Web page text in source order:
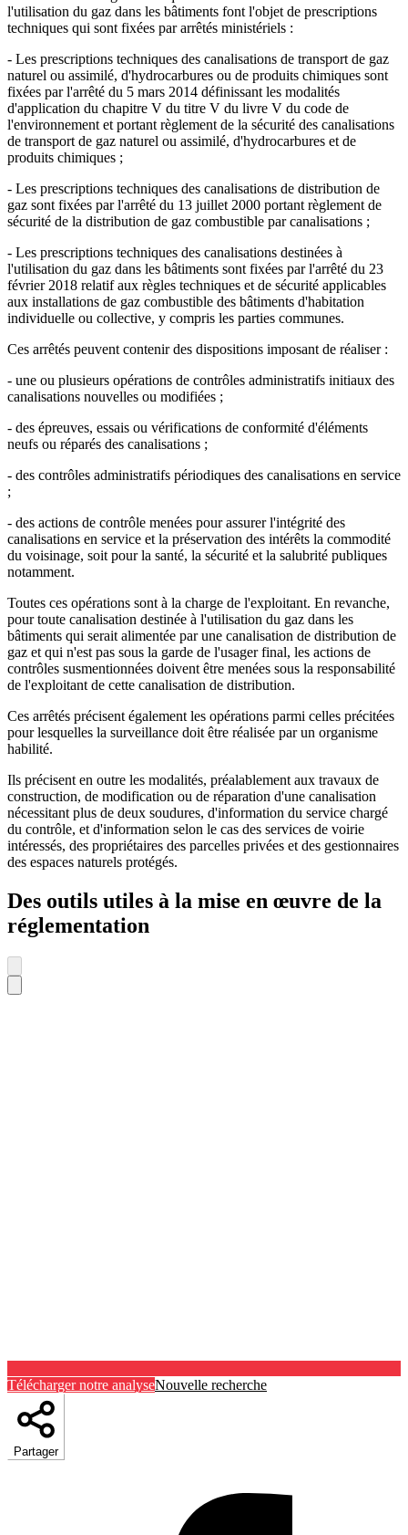
l'utilisation du gaz dans les bâtiments font l'objet de prescriptions
techniques qui sont fixées par arrêtés ministériels :
- Les prescriptions techniques des canalisations de transport de gaz
naturel ou assimilé, d'hydrocarbures ou de produits chimiques sont
fixées par l'arrêté du 5 mars 2014 définissant les modalités
d'application du chapitre V du titre V du livre V du code de
l'environnement et portant règlement de la sécurité des canalisations
de transport de gaz naturel ou assimilé, d'hydrocarbures et de
produits chimiques ;
- Les prescriptions techniques des canalisations de distribution de
gaz sont fixées par l'arrêté du 13 juillet 2000 portant règlement de
sécurité de la distribution de gaz combustible par canalisations ;
- Les prescriptions techniques des canalisations destinées à
l'utilisation du gaz dans les bâtiments sont fixées par l'arrêté du 23
février 2018 relatif aux règles techniques et de sécurité applicables
aux installations de gaz combustible des bâtiments d'habitation
individuelle ou collective, y compris les parties communes.
Ces arrêtés peuvent contenir des dispositions imposant de réaliser :
- une ou plusieurs opérations de contrôles administratifs initiaux des
canalisations nouvelles ou modifiées ;
- des épreuves, essais ou vérifications de conformité d'éléments
neufs ou réparés des canalisations ;
- des contrôles administratifs périodiques des canalisations en service
;
- des actions de contrôle menées pour assurer l'intégrité des
canalisations en service et la préservation des intérêts la commodité
du voisinage, soit pour la santé, la sécurité et la salubrité publiques
notamment.
Toutes ces opérations sont à la charge de l'exploitant. En revanche,
pour toute canalisation destinée à l'utilisation du gaz dans les
bâtiments qui serait alimentée par une canalisation de distribution de
gaz et qui n'est pas sous la garde de l'usager final, les actions de
contrôles susmentionnées doivent être menées sous la responsabilité
de l'exploitant de cette canalisation de distribution.
Ces arrêtés précisent également les opérations parmi celles précitées
pour lesquelles la surveillance doit être réalisée par un organisme
habilité.
Ils précisent en outre les modalités, préalablement aux travaux de
construction, de modification ou de réparation d'une canalisation
nécessitant plus de deux soudures, d'information du service chargé
du contrôle, et d'information selon le cas des services de voirie
intéressés, des propriétaires des parcelles privées et des gestionnaires
des espaces naturels protégés.
Des outils utiles à la mise en œuvre de la
réglementation
Télécharger notre analyseNouvelle recherche
Partager